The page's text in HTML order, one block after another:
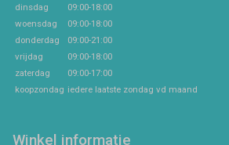
dinsdag
09:00-18:00
woensdag
09:00-18:00
donderdag
09:00-21:00
vrijdag
09:00-18:00
zaterdag
09:00-17:00
koopzondag iedere laatste zondag vd maand
Winkel informatie